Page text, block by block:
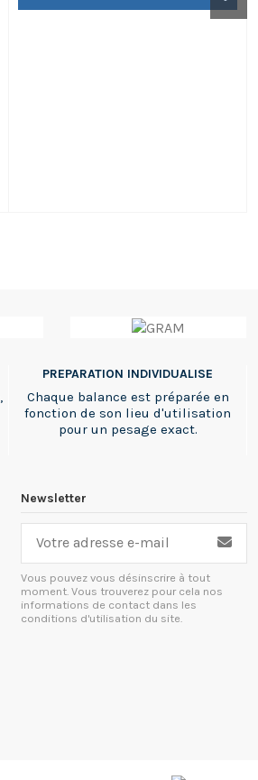
PREPARATION INDIVIDUALISE
Chaque balance est préparée en
fonction de son lieu d'utilisation
pour un pesage exact.
Newsletter
Vous pouvez vous désinscrire à tout
moment. Vous trouverez pour cela nos
informations de contact dans les
conditions d'utilisation du site.